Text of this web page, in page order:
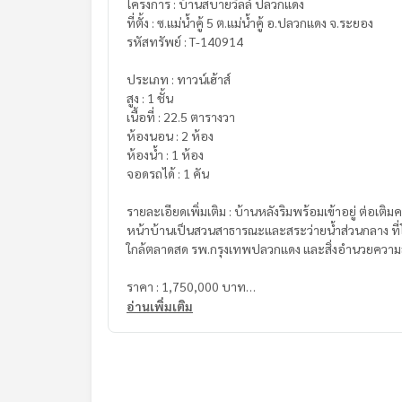
ที่ตั้ง : ซ.แม่น้ำคู้ 5 ต.แม่น้ำคู้ อ.ปลวกแดง จ.ระยอง
รหัสทรัพย์ : T-140914
ประเภท : ทาวน์เฮ้าส์
สูง : 1 ชั้น
เนื้อที่ : 22.5 ตารางวา
ห้องนอน : 2 ห้อง
ห้องน้ำ : 1 ห้อง
จอดรถได้ : 1 คัน
รายละเอียดเพิ่มเติม : บ้านหลังริมพร้อมเข้าอยู่ ต่อเติม
หน้าบ้านเป็นสวนสาธารณะและสระว่ายน้ำส่วนกลาง ที่
ใกล้ตลาดสด รพ.กรุงเทพปลวกแดง และสิ่งอำนวยควา
ราคา : 1,750,000 บาท
อ่านเพิ่มเติม